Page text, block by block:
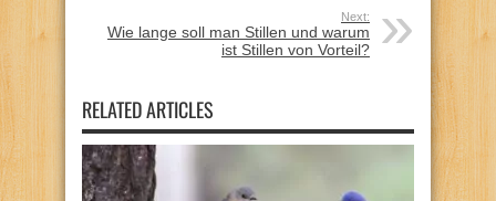
Next:
Wie lange soll man Stillen und warum
ist Stillen von Vorteil?
RELATED ARTICLES